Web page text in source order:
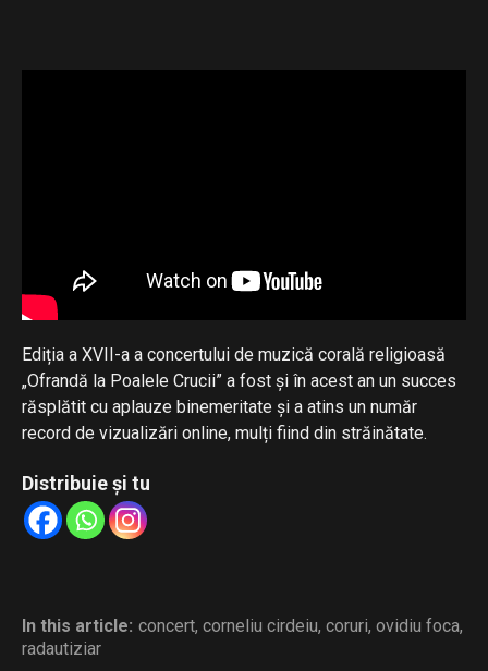
Ediția a XVII-a a concertului de muzică corală religioasă
„Ofrandă la Poalele Crucii” a fost și în acest an un succes
răsplătit cu aplauze binemeritate și a atins un număr
record de vizualizări online, mulți fiind din străinătate.
Distribuie și tu
In this article: concert, corneliu cirdeiu, coruri, ovidiu foca,
radautiziar